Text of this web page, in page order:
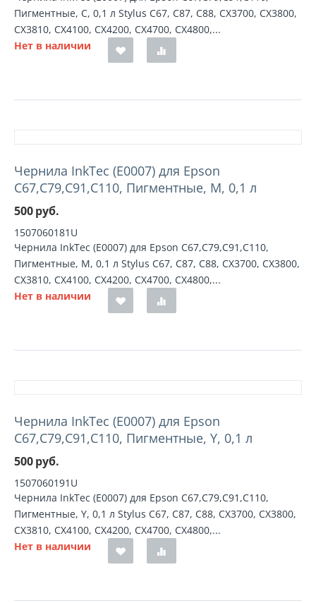
Пигментные, C, 0,1 л Stylus C67, C87, C88, CX3700, CX3800,
CX3810, CX4100, CX4200, CX4700, CX4800,...
Нет в наличии
Чернила InkTec (E0007) для Epson
C67,C79,C91,C110, Пигментные, M, 0,1 л
500руб.
1507060181U
Чернила InkTec (E0007) для Epson C67,C79,C91,C110,
Пигментные, M, 0,1 л Stylus C67, C87, C88, CX3700, CX3800,
CX3810, CX4100, CX4200, CX4700, CX4800,...
Нет в наличии
Чернила InkTec (E0007) для Epson
C67,C79,C91,C110, Пигментные, Y, 0,1 л
500руб.
1507060191U
Чернила InkTec (E0007) для Epson C67,C79,C91,C110,
Пигментные, Y, 0,1 л Stylus C67, C87, C88, CX3700, CX3800,
CX3810, CX4100, CX4200, CX4700, CX4800,...
Нет в наличии